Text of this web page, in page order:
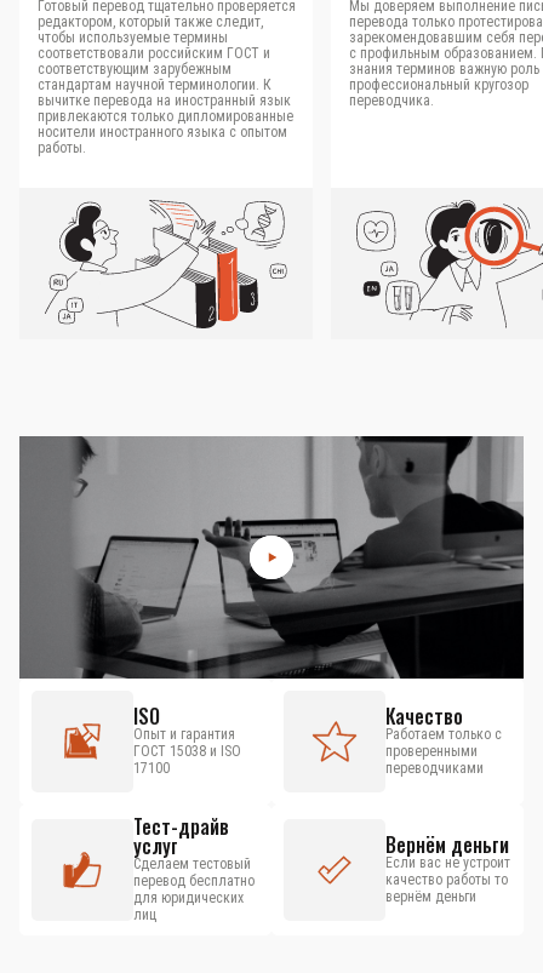
Готовый перевод тщательно проверяется
редактором, который также следит,
чтобы используемые термины
соответствовали российским ГОСТ и
соответствующим зарубежным
стандартам научной терминологии. К
вычитке перевода на иностранный язык
привлекаются только дипломированные
носители иностранного языка с опытом
работы.
Мы доверяем выполнение
перевода только
зарекомендовавшим себя
с профильным
знания терминов важную роль
профессиональный кругозор
переводчика.
ISO
Опыт и гарантия
ГОСТ 15038 и ISO
17100
Качество
Работаем только с
проверенными
переводчиками
Тест-драйв
услуг
Сделаем тестовый
перевод бесплатно
для юридических
лиц
Вернём деньги
Если вас не устроит
качество работы то
вернём деньги